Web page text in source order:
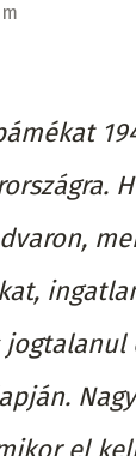
jogtalanul
el